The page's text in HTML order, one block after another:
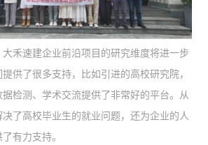
禾速建企业前沿项目的研究维度将进一步
供了很多支持，比如引进的高校研究院，
检测、学术交流提供了非常好的平台。从
了高校毕业生的就业问题，还为企业的人
有力支持。